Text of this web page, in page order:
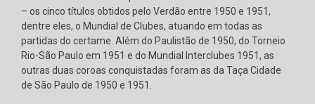
– os cinco títulos obtidos pelo Verdão entre 1950 e 1951,
dentre eles, o Mundial de Clubes, atuando em todas as
partidas do certame. Além do Paulistão de 1950, do Torneio
Rio-São Paulo em 1951 e do Mundial Interclubes 1951, as
outras duas coroas conquistadas foram as da Taça Cidade
de São Paulo de 1950 e 1951.